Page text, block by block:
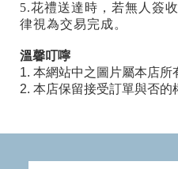
5.花禮送達時，若無人簽
律視為交易完成。
溫馨叮嚀
1. 本網站中之圖片屬本店所
2. 本店保留接受訂單與否的